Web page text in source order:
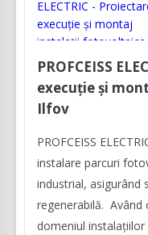
PROFCEISS
execuție și
Ilfov
PROFCEISS
instalare parcuri
industrial, asigurând
regenerabilă. Având
domeniul instalațiilor